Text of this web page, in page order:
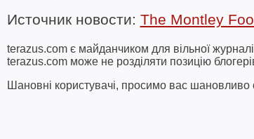
Источник новости: The Montley
terazus.com є майданчиком для вільної
terazus.com може не розділяти позицію
Шановні користувачі, просимо вас шановливо